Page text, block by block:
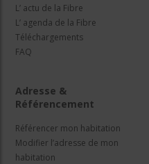
L’ actu de la Fibre
L’ agenda de la Fibre
Téléchargements
FAQ
Adresse &
Référencement
Référencer mon habitation
Modifier l’adresse de mon
habitation